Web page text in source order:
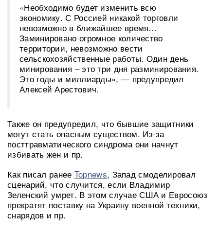
«Необходимо будет изменить всю
экономику. С Россией никакой торговли
невозможно в ближайшее время…
Заминировано огромное количество
территории, невозможно вести
сельскохозяйственные работы. Один день
минирования – это три дня разминирования.
Это годы и миллиарды», — предупредил
Алексей Арестович.
Также он предупредил, что бывшие защитники
могут стать опасным существом. Из-за
посттравматического синдрома они начнут
избивать жен и пр.
Как писал ранее Topnews, Запад смоделировал
сценарий, что случится, если Владимир
Зеленский умрет. В этом случае США и Евросоюз
прекратят поставку на Украину военной техники,
снарядов и пр.